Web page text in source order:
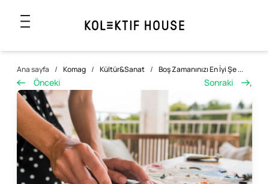
Ana sayfa / Komag / Kültür&Sanat / Boş Zamanınızı En İyi Şe ...
Önceki Sonraki ,